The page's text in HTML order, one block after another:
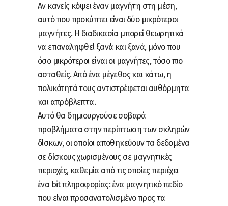
Αν κανείς κόψει έναν μαγνήτη στη μέση,
αυτό που προκύπτει είναι δύο μικρότεροι
μαγνήτες. Η διαδικασία μπορεί θεωρητικά
να επαναληφθεί ξανά και ξανά, μόνο που
όσο μικρότεροι είναι οι μαγνήτες, τόσο πιο
ασταθείς. Από ένα μέγεθος και κάτω, η
πολικότητά τους αντιστρέφεται αυθόρμητα
και απρόβλεπτα.
Αυτό θα δημιουργούσε σοβαρά
προβλήματα στην περίπτωση των σκληρών
δίσκων, οι οποίοι αποθηκεύουν τα δεδομένα
σε δίσκους χωρισμένους σε μαγνητικές
περιοχές, καθεμία από τις οποίες περιέχει
ένα bit πληροφορίας: ένα μαγνητικό πεδίο
που είναι προσανατολισμένο προς τα